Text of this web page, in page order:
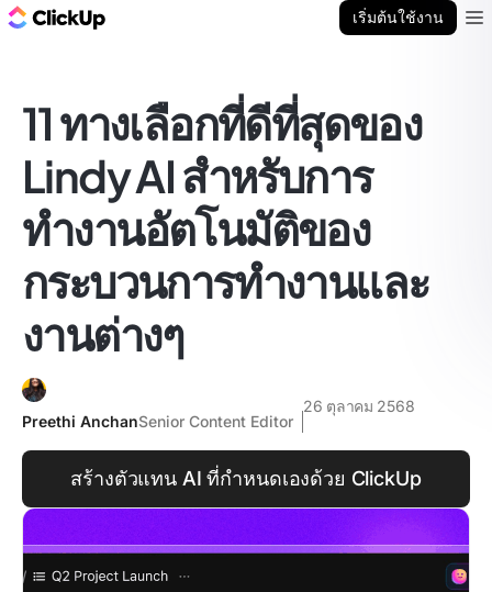
เริ่มต้นใช้งาน
11 ทางเลือกที่ดีที่สุดของ
Lindy AI สำหรับการ
ทำงานอัตโนมัติของ
กระบวนการทำงานและ
งานต่างๆ
Preethi AnchanSenior Content Editor
26 ตุลาคม 2568
สร้างตัวแทน AI ที่กำหนดเองด้วย ClickUp